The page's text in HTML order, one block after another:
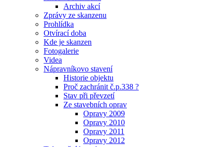
Archiv akcí
Zprávy ze skanzenu
Prohlídka
Otvírací doba
Kde je skanzen
Fotogalerie
Videa
Nápravníkovo stavení
Historie objektu
Proč zachránit č.p.338 ?
Stav při převzetí
Ze stavebních oprav
Opravy 2009
Opravy 2010
Opravy 2011
Opravy 2012